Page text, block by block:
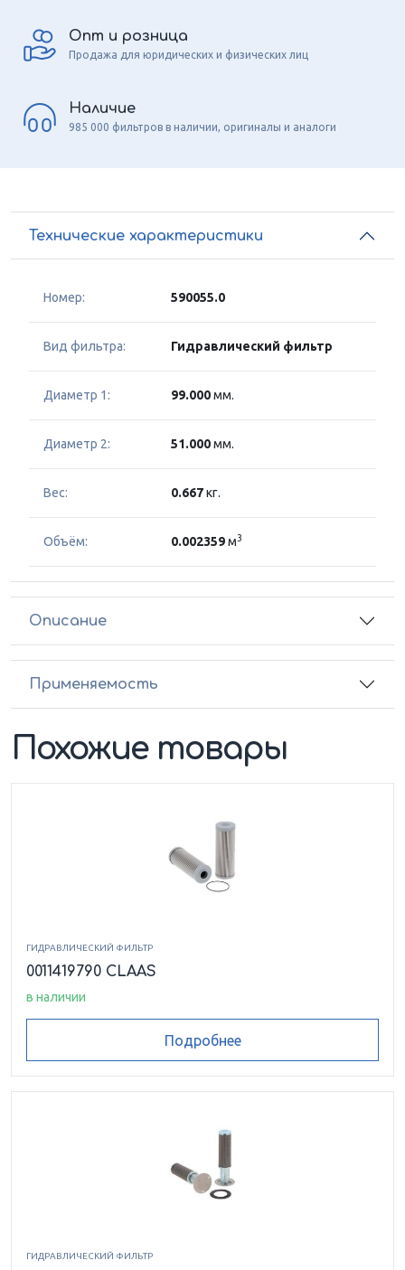
Опт и розница
Продажа для юридических и физических лиц
Наличие
985 000 фильтров в наличии, оригиналы и аналоги
Технические характеристики
Номер: 590055.0
Вид фильтра: Гидравлический фильтр
Диаметр 1: 99.000мм.
Диаметр 2: 51.000мм.
Вес: 0.667кг.
Объём: 0.002359м3
Описание
Применяемость
Похожие товары
ГИДРАВЛИЧЕСКИЙ ФИЛЬТР
0011419790 CLAAS
в наличии
Подробнее
ГИДРАВЛИЧЕСКИЙ ФИЛЬТР